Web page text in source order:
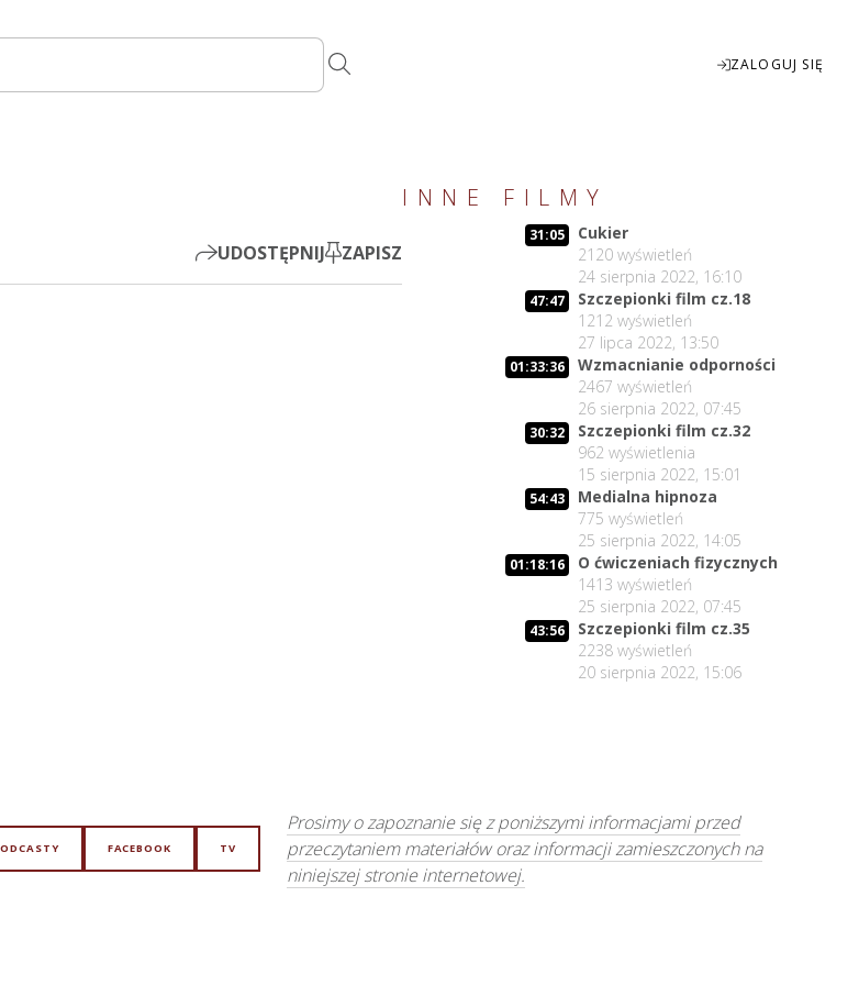
ZALOGUJ SIĘ
fullscreen
UDOSTĘPNIJ ZAPISZ
INNE FILMY
31:05
Cukier
2120 wyświetleń
24 sierpnia 2022, 16:10
47:47
Szczepionki film cz.18
1212 wyświetleń
27 lipca 2022, 13:50
01:33:36
Wzmacnianie odporności
2467 wyświetleń
26 sierpnia 2022, 07:45
30:32
Szczepionki film cz.32
962 wyświetlenia
15 sierpnia 2022, 15:01
54:43
Medialna hipnoza
775 wyświetleń
25 sierpnia 2022, 14:05
01:18:16
O ćwiczeniach fizycznych
1413 wyświetleń
25 sierpnia 2022, 07:45
43:56
Szczepionki film cz.35
2238 wyświetleń
20 sierpnia 2022, 15:06
FACEBOOK TV
Prosimy o zapoznanie się z poniższymi informacjami przed
przeczytaniem materiałów oraz informacji zamieszczonych na
niniejszej stronie internetowej.